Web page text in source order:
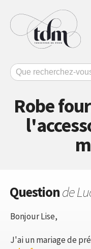
Robe
Questionde
Bonjour Lise,
J'ai un mariage de